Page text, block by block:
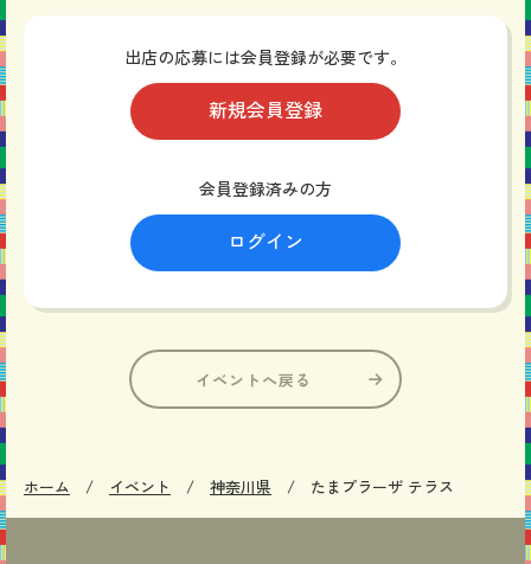
出店の応募には会員登録が必要です。
新規会員登録
会員登録済みの方
ログイン
イベントへ戻る
ホーム イベント 神奈川県 たまプラーザ テラス